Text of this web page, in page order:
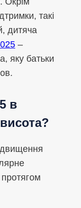
такі
дитяча
–
яку батьки
в